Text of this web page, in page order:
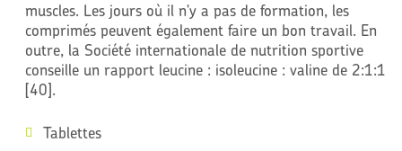
muscles. Les jours où il n'y a pas de formation, les
comprimés peuvent également faire un bon travail. En
outre, la Société internationale de nutrition sportive
conseille un rapport leucine : isoleucine : valine de 2:1:1
[40].
Tablettes